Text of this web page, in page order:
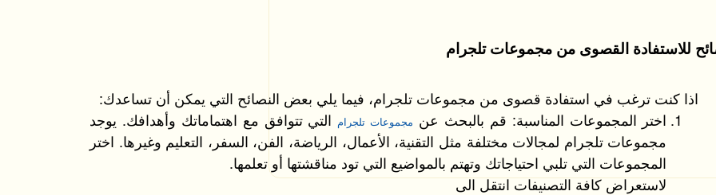
للاستفادة القصوى من مجموعات تلجرام
اذا كنت ترغب في استفادة قصوى من مجموعات تلجرام، فيما يلي بعض النصائح التي يمكن أن تساعدك:
اختر المجموعات المناسبة: قم بالبحث عن مجموعات تلجرام التي تتوافق مع اهتماماتك وأهدافك. يوجد
مجموعات تلجرام لمجالات مختلفة مثل التقنية، الأعمال، الرياضة، الفن، السفر، التعليم وغيرها. اختر
المجموعات التي تلبي احتياجاتك وتهتم بالمواضيع التي تود مناقشتها أو تعلمها.
لاستعراض كافة التصنيفات انتقل الى